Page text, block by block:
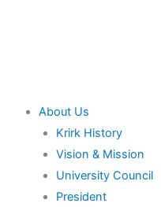
Main
About Us
Krirk History
Vision & Mission
University Council
President